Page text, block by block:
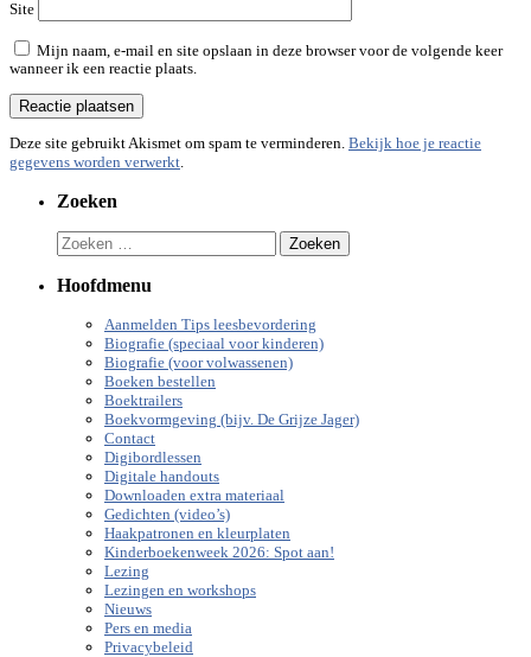
Site
Mijn naam, e-mail en site opslaan in deze browser voor de volgende keer
wanneer ik een reactie plaats.
Deze site gebruikt Akismet om spam te verminderen. Bekijk hoe je reactie
gegevens worden verwerkt.
Zoeken
Zoeken
naar:
Hoofdmenu
Aanmelden Tips leesbevordering
Biografie (speciaal voor kinderen)
Biografie (voor volwassenen)
Boeken bestellen
Boektrailers
Boekvormgeving (bijv. De Grijze Jager)
Contact
Digibordlessen
Digitale handouts
Downloaden extra materiaal
Gedichten (video’s)
Haakpatronen en kleurplaten
Kinderboekenweek 2026: Spot aan!
Lezing
Lezingen en workshops
Nieuws
Pers en media
Privacybeleid